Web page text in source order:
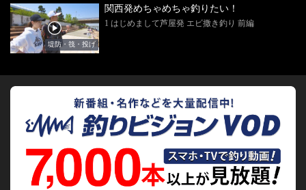
堤防・筏・投げ
関西発めちゃめちゃ釣りたい！
1 はじめまして芦屋発 エビ撒き釣り 前編